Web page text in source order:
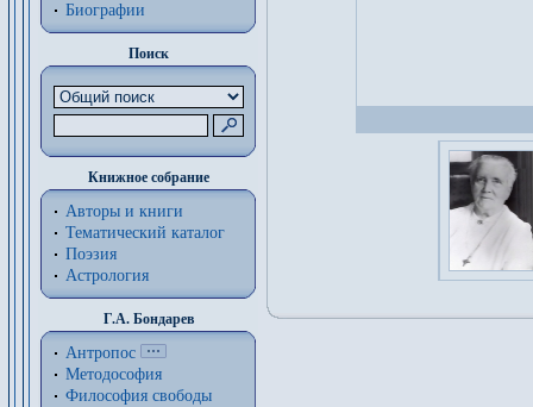
Биографии
Поиск
Книжное собрание
Авторы и книги
Тематический каталог
Поэзия
Астрология
Г.А. Бондарев
Антропос
Методософия
Философия cвободы